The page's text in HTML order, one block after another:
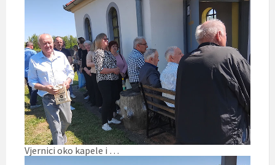
Vjernici oko kapele i …